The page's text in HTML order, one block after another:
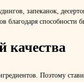
запеканок,
благодаря способности
качества
Поэтому